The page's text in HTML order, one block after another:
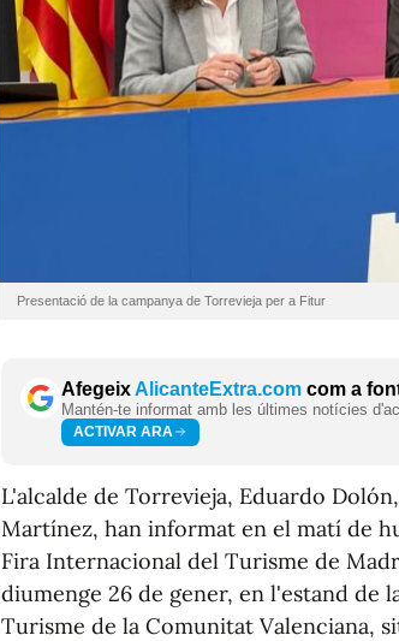
Presentació de la campanya de Torrevieja per a Fitur
AfegeixAlicanteExtra.com com a
Mantén-te informat amb les últimes notícies
ACTIVAR ARA
L'alcalde de Torrevieja, Eduardo
Martínez, han informat en el matí de
Fira Internacional del Turisme de
diumenge 26 de gener, en l'estand de
Turisme de la Comunitat Valenciana,